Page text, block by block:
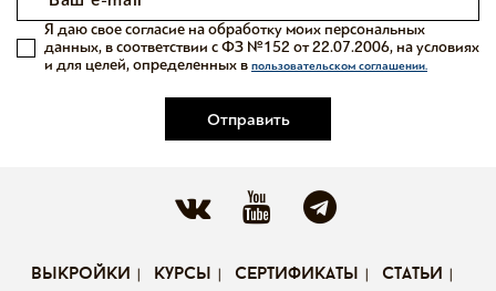
Отправить
Я даю свое согласие на обработку моих персональных
данных, в соответствии с ФЗ №152 от 22.07.2006, на условиях
и для целей, определенных в пользовательском соглашении.
выкройки курсы сертификаты статьи